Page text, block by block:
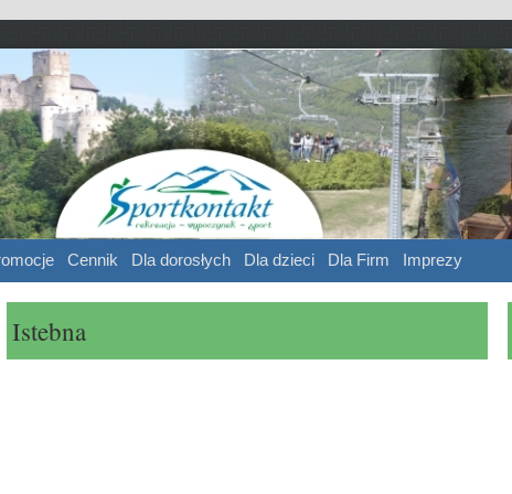
sport
Cennik Dla dorosłych Dla dzieci Dla Firm Imprezy
Istebna